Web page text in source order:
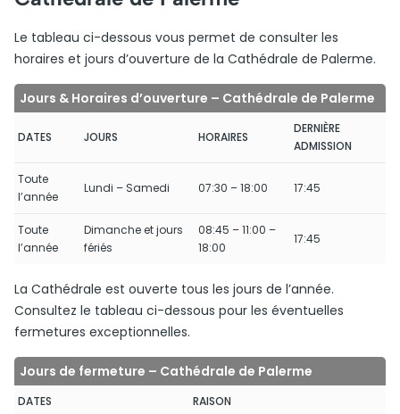
Le tableau ci-dessous vous permet de consulter les
horaires et jours d’ouverture de la Cathédrale de Palerme.
Jours & Horaires d’ouverture – Cathédrale de Palerme
DATES JOURS HORAIRES
DERNIÈRE
ADMISSION
Toute
l’année
Lundi – Samedi 07:30 – 18:00 17:45
Toute
l’année
Dimanche et jours
fériés
08:45 – 11:00 –
18:00
17:45
La Cathédrale est ouverte tous les jours de l’année.
Consultez le tableau ci-dessous pour les éventuelles
fermetures exceptionnelles.
Jours de fermeture – Cathédrale de Palerme
DATES RAISON